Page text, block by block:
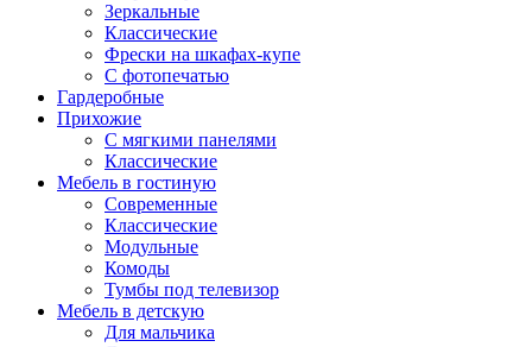
Зеркальные
Классические
Фрески на шкафах-купе
С фотопечатью
Гардеробные
Прихожие
С мягкими панелями
Классические
Мебель в гостиную
Современные
Классические
Модульные
Комоды
Тумбы под телевизор
Мебель в детскую
Для мальчика